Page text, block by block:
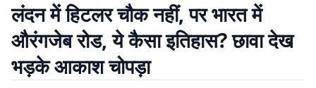
लंदन में हिटलर चौक नहीं, पर भारत में
औरंगजेब रोड, ये कैसा इतिहास? छावा देख
भड़के आकाश चोपड़ा